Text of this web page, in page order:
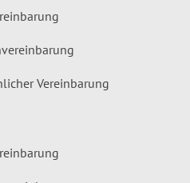
Vereinbarung